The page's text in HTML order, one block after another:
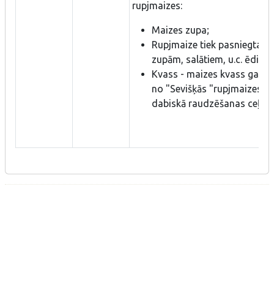
rupjmaizes:
Maizes zupa;
Rupjmaize tiek pasniegta
zupām, salātiem, u.c.
Kvass - maizes kvass
no "Sevišķās "rupjmaizes
dabiskā raudzēšanas ceļā.